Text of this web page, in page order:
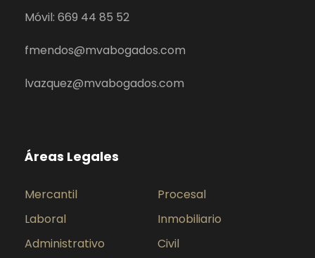
Móvil: 669 44 85 52
fmendos@mvabogados.com
lvazquez@mvabogados.com
Áreas Legales
Mercantil
Procesal
Laboral
Inmobiliario
Administrativo
Civil